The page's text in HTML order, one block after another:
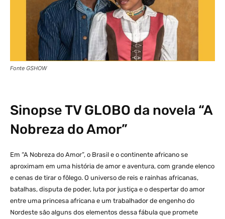
Fonte GSHOW
SinopseTV GLOBO da novela “A
Nobreza do Amor”
Em “A Nobreza do Amor”, o Brasil e o continente africano se
aproximam em uma história de amor e aventura, com grande elenco
e cenas de tirar o fôlego. O universo de reis e rainhas africanas,
batalhas, disputa de poder, luta por justiça e o despertar do amor
entre uma princesa africana e um trabalhador de engenho do
Nordeste são alguns dos elementos dessa fábula que promete